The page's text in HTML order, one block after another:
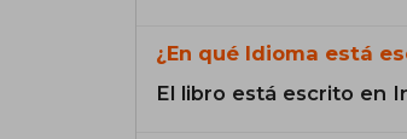
¿En qué Idioma está
El libro está escrito en